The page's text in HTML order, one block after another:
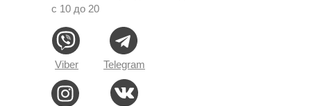
с 10 до 20
Telegram
Viber